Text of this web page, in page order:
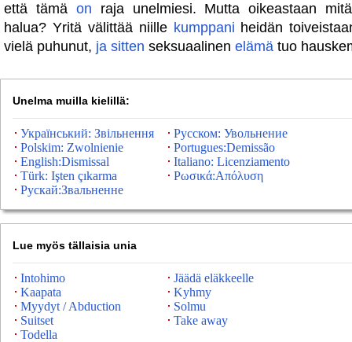
että tämä on raja unelmiesi. Mutta oikeastaan
halua? Yritä välittää niille kumppani heidän
vielä puhunut, ja sitten seksuaalinen elämä tuo
Unelma muilla kielillä:
Український: Звільнення
Русском: Увольнение
Polskim: Zwolnienie
Portugues:Demissão
English:Dismissal
Italiano: Licenziamento
Türk: Işten çıkarma
Ρωσικά:Απόλυση
Рускай:Звальненне
Lue myös tällaisia ​​unia
Intohimo
Jäädä eläkkeelle
Kaapata
Kyhmy
Myydyt / Abduction
Solmu
Suitset
Take away
Todella